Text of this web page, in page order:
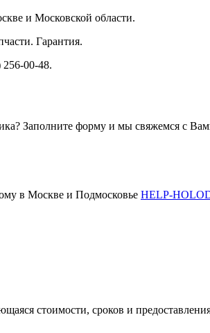
и Московской области.
Гарантия.
256-00-48.
Заполните форму и мы свяжемся с
в Москве и Подмосковье HELP-
стоимости, сроков и